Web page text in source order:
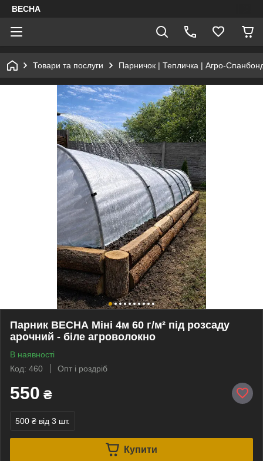
ВЕСНА
Товари та послуги Парничок | Тепличка | Агро-
Парник ВЕСНА Міні 4м 60 г/м² під розсаду
арочний - біле агроволокно
В наявності
Код: 460
Опт і роздріб
550 ₴
500 ₴ від 3 шт.
Купити